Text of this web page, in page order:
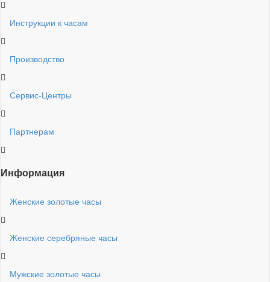
Инструкции к часам
Производство
Сервис-Центры
Партнерам
Информация
Женские золотые часы
Женские серебряные часы
Мужские золотые часы